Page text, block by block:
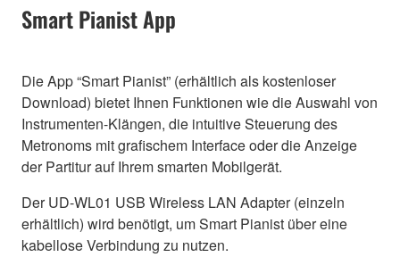
Smart Pianist App
Die App “Smart Pianist” (erhältlich als kostenloser
Download) bietet Ihnen Funktionen wie die Auswahl von
Instrumenten-Klängen, die intuitive Steuerung des
Metronoms mit grafischem Interface oder die Anzeige
der Partitur auf Ihrem smarten Mobilgerät.
Der UD-WL01 USB Wireless LAN Adapter (einzeln
erhältlich) wird benötigt, um Smart Pianist über eine
kabellose Verbindung zu nutzen.